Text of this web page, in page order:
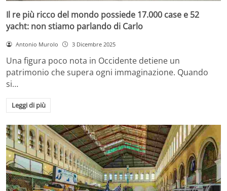
Il re più ricco del mondo possiede 17.000 case e 52
yacht: non stiamo parlando di Carlo
Antonio Murolo 3 Dicembre 2025
Una figura poco nota in Occidente detiene un
patrimonio che supera ogni immaginazione. Quando
si…
Leggi di più